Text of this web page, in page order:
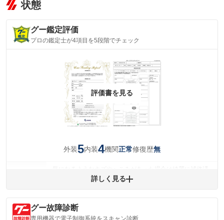
状態
グー鑑定評価
プロの鑑定士が4項目を5段階でチェック
評価書を見る
外装5内装4機関正常修復歴無
みですが、 小さなキズやヘコミが残っている場合もありま
内装
気になる汚れ等が、部分的にあります。
詳しく見る
グー故障診断
専用機器で電子制御系統をスキャン診断